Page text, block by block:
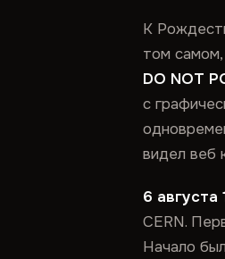
К
том
DO NOT
с
видел веб
6 августа
CERN.
Начало